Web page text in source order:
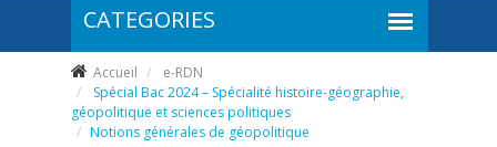
Accueil
e-RDN
Spécial Bac 2024 – Spécialité histoire-géographie,
géopolitique et sciences politiques
Notions générales de géopolitique